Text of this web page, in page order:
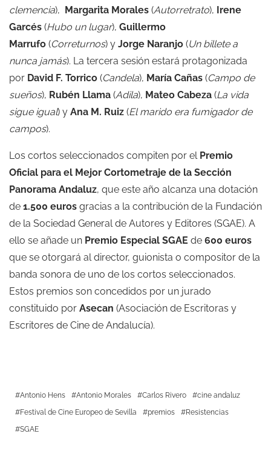
clemencia), Margarita Morales (Autorretrato), Irene
Garcés (Hubo un lugar), Guillermo
Marrufo (Correturnos) y Jorge Naranjo (Un billete a
nunca jamás). La tercera sesión estará protagonizada
por David F. Torrico (Candela), María Cañas (Campo de
sueños), Rubén Llama (Adila), Mateo Cabeza (La vida
sigue igual) y Ana M. Ruiz (El marido era fumigador de
campos).
Los cortos seleccionados compiten por el Premio
Oficial para el Mejor Cortometraje de la Sección
Panorama Andaluz, que este año alcanza una dotación
de 1.500 euros gracias a la contribución de la Fundación
de la Sociedad General de Autores y Editores (SGAE). A
ello se añade un Premio Especial SGAE de 600 euros
que se otorgará al director, guionista o compositor de la
banda sonora de uno de los cortos seleccionados.
Estos premios son concedidos por un jurado
constituido por Asecan (Asociación de Escritoras y
Escritores de Cine de Andalucía).
Antonio Hens Antonio Morales Carlos Rivero
cine andaluz
Festival de Cine Europeo de Sevilla
premios
Resistencias
SGAE